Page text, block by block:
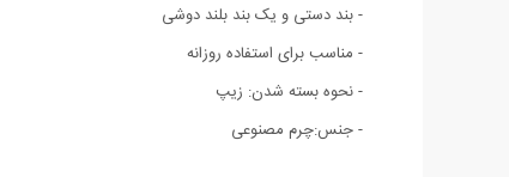
- بند دستی و یک بند بلند دوشی
- مناسب برای استفاده روزانه
- نحوه بسته شدن: زیپ
- جنس:چرم مصنوعی